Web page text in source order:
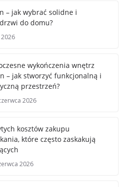
– jak wybrać solidne i
do domu?
wykończenia wnętrz
– jak stworzyć funkcjonalną i
przestrzeń?
2026
kosztów zakupu
które często zaskakują
2026